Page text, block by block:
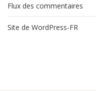
Flux des commentaires
Site de WordPress-FR